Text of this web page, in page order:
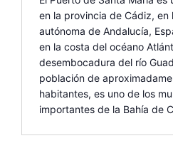
c
i
ó
n
s
i
t
e
en la provincia de Cádiz, en
autónoma de Andalucía,
en la costa del océano
desembocadura del río
población de
habitantes, es uno de los
importantes de la Bahía de